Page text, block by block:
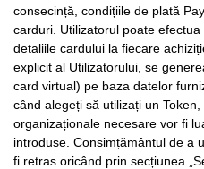
consecință, condițiile de plată
carduri. Utilizatorul poate
detaliile cardului la fiecare
explicit al Utilizatorului, se
card virtual) pe baza datelor
când alegeți să utilizați un
organizaționale necesare vor fi
introduse. Consimțământul de a
fi retras oricând prin secțiunea